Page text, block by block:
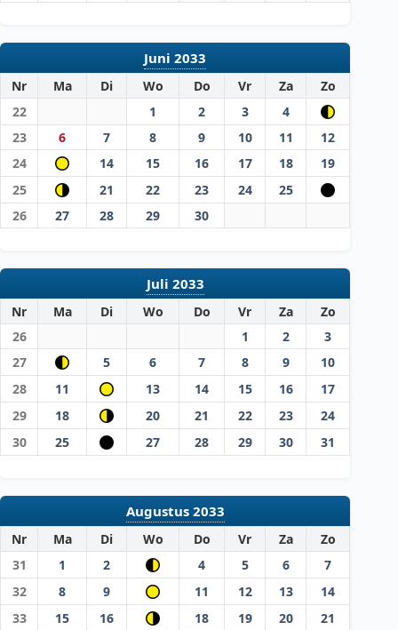
Juni 2033
Nr Ma Di Wo Do Vr Za
Zo
22
1 2 3
4
23
6 7 8 9 10 11
12
24
14 15 16 17 18
19
25
21 22 23 24
25
26
27 28 29 30
Juli 2033
Nr Ma Di Wo Do Vr Za
Zo
26
1 2
3
27
5 6 7 8 9
10
28
11 13 14 15 16
17
29
18 20 21 22 23
24
30
25 27 28 29 30 31
Augustus 2033
Nr Ma Di Wo Do Vr Za
Zo
31
1 2 4 5 6
7
32
8 9 11 12 13
14
33
15 16 18 19 20
21